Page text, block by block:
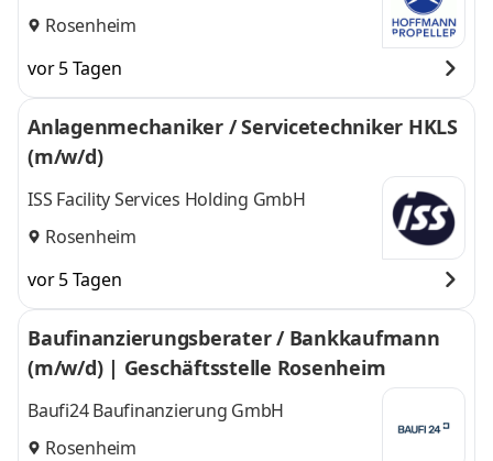
Rosenheim
vor 5 Tagen
Anlagenmechaniker / Servicetechniker HKLS
(m/w/d)
ISS Facility Services Holding GmbH
Rosenheim
vor 5 Tagen
Baufinanzierungsberater / Bankkaufmann
(m/w/d) | Geschäftsstelle Rosenheim
Baufi24 Baufinanzierung GmbH
Rosenheim